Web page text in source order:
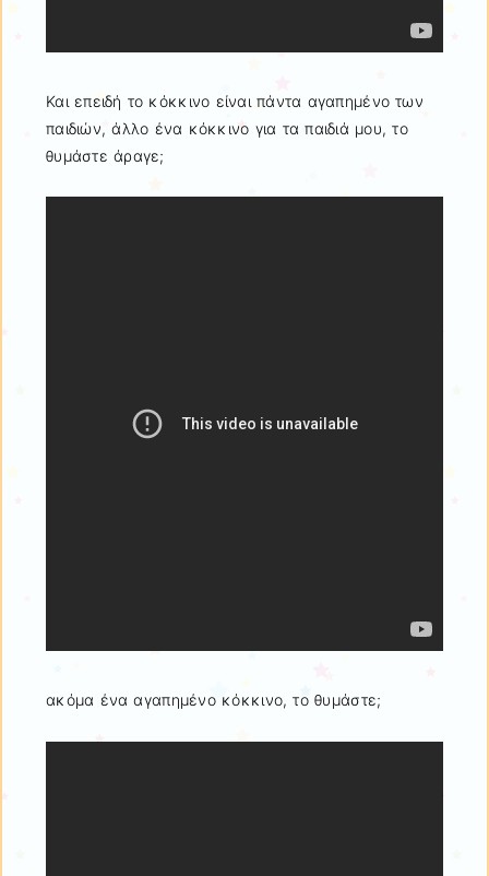
Και επειδή το κόκκινο είναι πάντα αγαπημένο των
παιδιών, άλλο ένα κόκκινο για τα παιδιά μου, το
θυμάστε άραγε;
ακόμα ένα αγαπημένο κόκκινο, το θυμάστε;